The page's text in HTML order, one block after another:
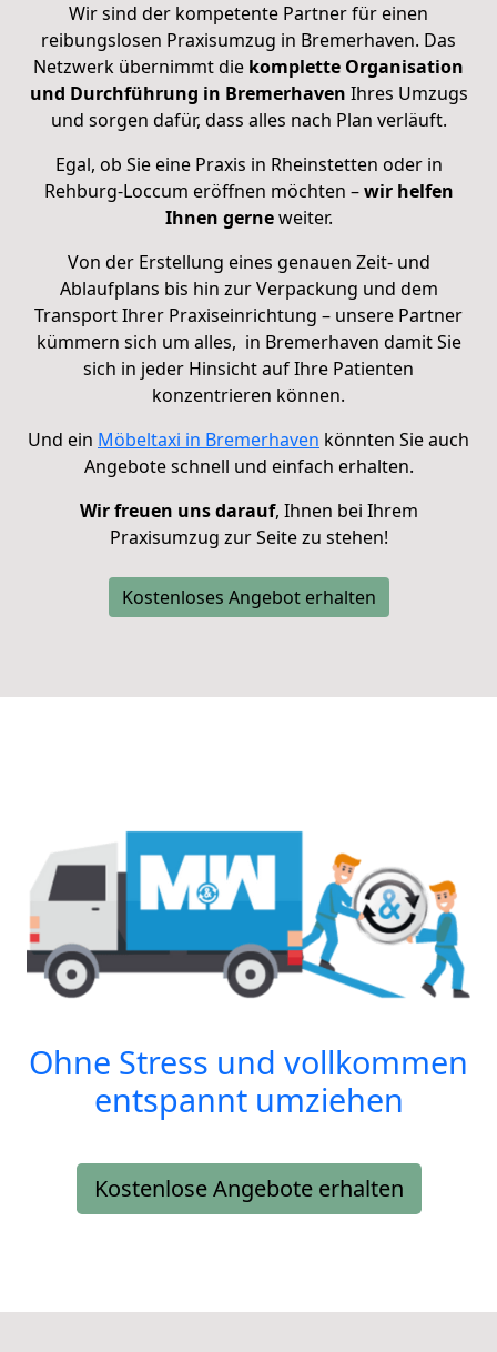
Wir sind der kompetente Partner für einen
reibungslosen Praxisumzug in Bremerhaven. Das
Netzwerk übernimmt die komplette Organisation
und Durchführung in Bremerhaven Ihres Umzugs
und sorgen dafür, dass alles nach Plan verläuft.
Egal, ob Sie eine Praxis in Rheinstetten oder in
Rehburg-Loccum eröffnen möchten –wir helfen
Ihnen gerneweiter.
Von der Erstellung eines genauen Zeit- und
Ablaufplans bis hin zur Verpackung und dem
Transport Ihrer Praxiseinrichtung – unsere Partner
kümmern sich um alles, in Bremerhaven damit Sie
sich in jeder Hinsicht auf Ihre Patienten
konzentrieren können.
Und ein Möbeltaxi in Bremerhaven könnten Sie auch
Angebote schnell und einfach erhalten.
Wir freuen uns darauf, Ihnen bei Ihrem
Praxisumzug zur Seite zu stehen!
Kostenloses Angebot erhalten
Ohne Stress und vollkommen
entspannt umziehen
Kostenlose Angebote erhalten